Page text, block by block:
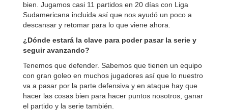
bien. Jugamos casi 11 partidos en 20 días con Liga
Sudamericana incluida así que nos ayudó un poco a
descansar y retomar para lo que viene ahora.
¿Dónde estará la clave para poder pasar la serie y
seguir avanzando?
Tenemos que defender. Sabemos que tienen un equipo
con gran goleo en muchos jugadores así que lo nuestro
va a pasar por la parte defensiva y en ataque hay que
hacer las cosas bien para hacer puntos nosotros, ganar
el partido y la serie también.